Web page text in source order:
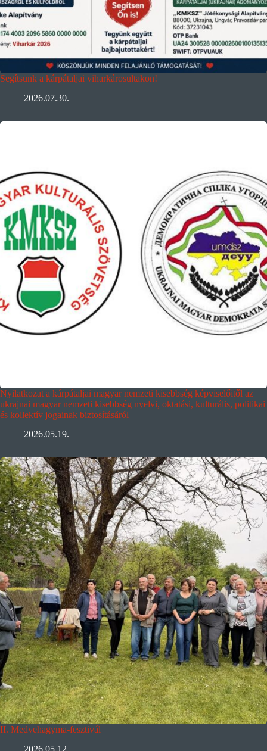
Segítsünk a kárpátaljai viharkárosultakon!
2026.07.30.
Nyilatkozat a kárpátaljai magyar nemzeti kisebbség képviselőitől az
ukrajnai magyar nemzeti kisebbség nyelvi, oktatási, kulturális, politikai
és kollektív jogainak biztosításáról
2026.05.19.
II. Medvehagyma-fesztivál